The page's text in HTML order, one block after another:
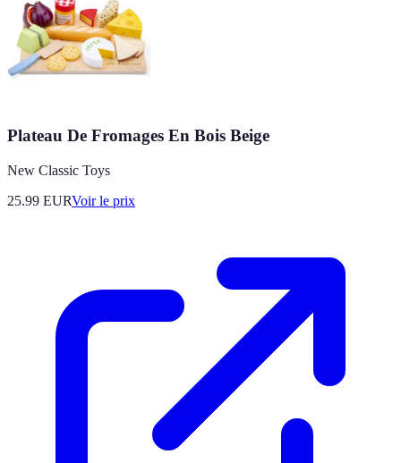
Plateau De Fromages En Bois Beige
New Classic Toys
25.99 EURVoir le prix